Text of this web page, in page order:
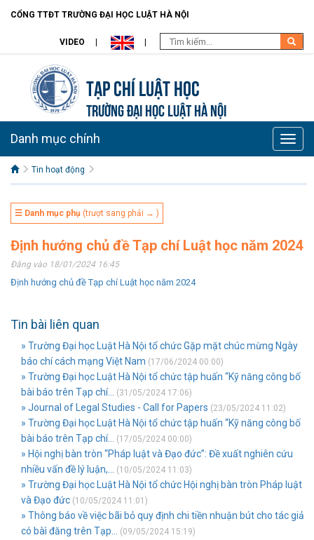
CỔNG TTĐT TRƯỜNG ĐẠI HỌC LUẬT HÀ NỘI
VIDEO
Tạp chí Luật học
TRƯỜNG ĐẠI HỌC LUẬT HÀ NỘI
Toggle
Danh mục chính
Tin hoạt động
☰ Danh mục phụ (trượt sang phải → )
Định hướng chủ đề Tạp chí Luật học năm 2024
Đăng vào 18/01/2024 16:45
Định hướng chủ đề Tạp chí Luật học năm 2024
Tin bài liên quan
» Trường Đại học Luật Hà Nội tổ chức Gặp mặt chúc mừng Ngày
báo chí cách mạng Việt Nam (17/06/2024 00:00)
» Trường Đại học Luật Hà Nội tổ chức tập huấn “Kỹ năng công bố
bài báo trên Tạp chí...
(31/05/2024 17:06)
» Journal of Legal Studies - Call for Papers (23/05/2024 11:02)
» Trường Đại học Luật Hà Nội tổ chức tập huấn “Kỹ năng công bố
bài báo trên Tạp chí...
(17/05/2024 00:00)
» Hội nghị bàn tròn “Pháp luật và Đạo đức”: Đề xuất nghiên cứu
nhiều vấn đề lý luận,...
(10/05/2024 11:03)
» Trường Đại học Luật Hà Nội tổ chức Hội nghị bàn tròn Pháp luật
và Đạo đức (10/05/2024 11:01)
» Thông báo về việc bãi bỏ quy định chi tiền nhuận bút cho tác giả
có bàì đăng trên Tạp...
(09/05/2024 15:19)